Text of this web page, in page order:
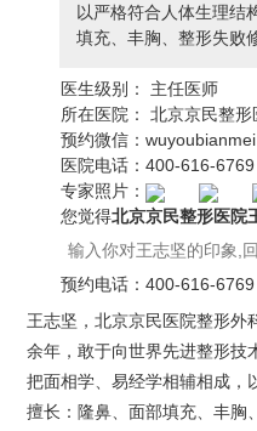
以严格符合人体生理结
填充、丰胸、整形失败
医生级别：
主任医师
所在医院：
北京京民整形
预约微信：wuyoubianmei
医院电话：400-616-6769
专家照片：
您觉得北京京民整形医院
预约电话：400-616-6769
王志坚，北京京民医院整形外
余年，敢于向世界先进整形技
把面相学、易经学相辅相成，
擅长：隆鼻、面部填充、丰胸